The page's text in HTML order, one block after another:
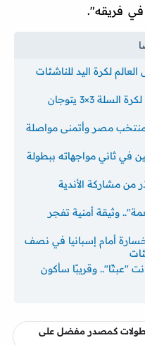
فريقه".
لكرة اليد للناشئات
منتخبا مصر "الشباب والشابات" لكرة السلة 3×3 يتوجان
مصر وأتمنى مواصلة
في ثاني مواجهاته ببطولة
من مشاركة الأندية
وثيقة أمنية تفجر
أمام إسبانيا في نصف
"عبثًا".. وقريبًا سأكون
بطولات كمصدر مفضل على